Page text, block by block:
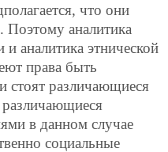
что они
Поэтому аналитика
аналитика этнической
права быть
различающиеся
в данном случае
социальные